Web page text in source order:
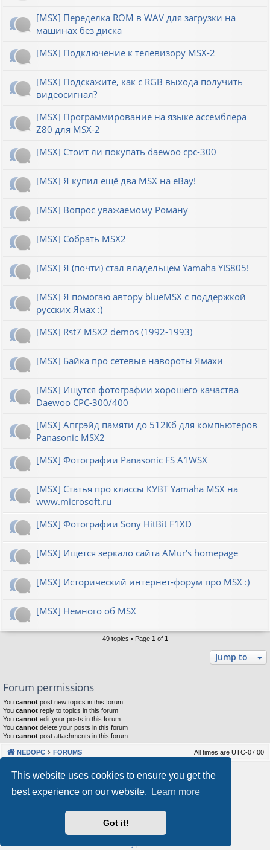
This website uses cookies to ensure you get the
best experience on our website.
Learn more
Got it!
[MSX] Переделка ROM в WAV для загрузки на
машинах без диска
[MSX] Подключение к телевизору MSX-2
[MSX] Подскажите, как с RGB выхода получить
видеосигнал?
[MSX] Программирование на языке ассемблера
Z80 для MSX-2
[MSX] Стоит ли покупать daewoo cpc-300
[MSX] Я купил ещё два MSX на eBay!
[MSX] Вопрос уважаемому Роману
[MSX] Собрать MSX2
[MSX] Я (почти) стал владельцем Yamaha YIS805!
[MSX] Я помогаю автору blueMSX с поддержкой
русских Ямах :)
[MSX] Rst7 MSX2 demos (1992-1993)
[MSX] Байка про сетевые навороты Ямахи
[MSX] Ищутся фотографии хорошего качаства
Daewoo CPC-300/400
[MSX] Апгрэйд памяти до 512Кб для компьютеров
Panasonic MSX2
[MSX] Фотографии Panasonic FS A1WSX
[MSX] Статья про классы КУВТ Yamaha MSX на
www.microsoft.ru
[MSX] Фотографии Sony HitBit F1XD
[MSX] Ищется зеркало сайта AMur's homepage
[MSX] Исторический интернет-форум про MSX :)
[MSX] Немного об MSX
49 topics • Page 1 of 1
Jump to
Forum permissions
You cannot post new topics in this forum
You cannot reply to topics in this forum
You cannot edit your posts in this forum
You cannot delete your posts in this forum
You cannot post attachments in this forum
NEDOPC FORUMS All times are UTC-07:00
Powered byphpBB® Forum Software © phpBB Limited
Our VPS Hosting By RimuHosting
This server is located in London data center
Server admin:mastodon.social/@Shaos